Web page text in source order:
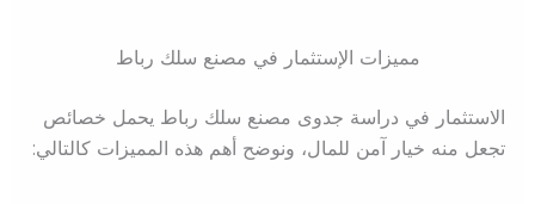
مميزات الإستثمار في مصنع سلك رباط
الاستثمار في دراسة جدوى مصنع سلك رباط يحمل خصائص
تجعل منه خيار آمن للمال، ونوضح أهم هذه المميزات كالتالي: